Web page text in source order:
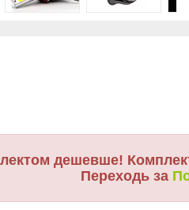
дешевше!
Переходь за